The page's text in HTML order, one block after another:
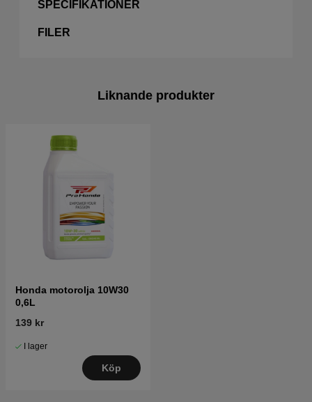
SPECIFIKATIONER
FILER
Liknande produkter
Honda motorolja 10W30
0,6L
139 kr
I lager
Köp